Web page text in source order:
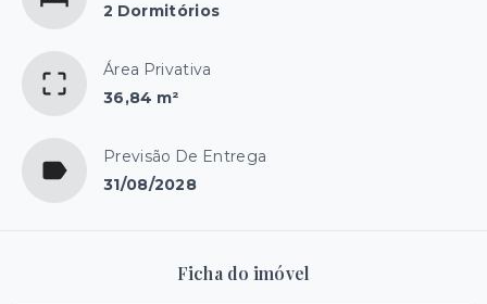
2 Dormitórios
Área Privativa
36,84 m²
Previsão De Entrega
31/08/2028
Ficha do imóvel